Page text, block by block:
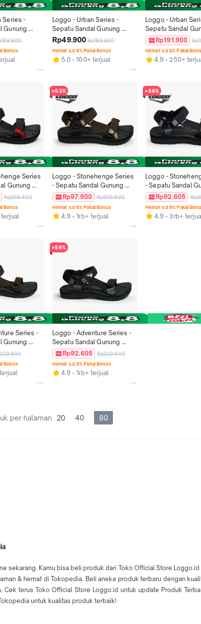
Series -
Gunung
Hitam size
Bonus
Loggo - Urban Series -
Sepatu Sandal Gunung
Outdoor warna Coffee size
38-43 Pria Black Pria Black
Rp49.900 Rp199.900
Hemat s.d 8% Pakai Bonus
5.0 100+ terjual
Loggo - Urban
Sepatu Sandal
Outdoor warna
43
Rp191.900
Hemat s.d 8% Pakai
4.9 250+
Series
Gunung
34-43 Pria
Rp209.900
Bonus
>53%
Loggo - Stonehenge Series
- Sepatu Sandal Gunung
warna Coffee size 34-43
Pria Sendal
Rp97.900 Rp209.900
Hemat s.d 8% Pakai Bonus
4.9 1rb+ terjual
>56%
Loggo -
- Sepatu Sandal
warna Abu size 34-
Rp92.605
Hemat s.d 8% Pakai
4.9 3rb+
Series -
Gunung
34-43
Bonus
>56%
Loggo - Adventure Series -
Sepatu Sandal Gunung
warna Abu size 34-43 Pria
Sendal
Rp92.605 Rp209.900
Hemat s.d 8% Pakai Bonus
4.9 1rb+ terjual
per halaman 20 40 80
sekarang. Kamu bisa beli produk dari Toko Official Store
& hemat di Tokopedia. Beli aneka produk terbaru dengan
terus Toko Official Store Loggo.id untuk update Produk
untuk kualitas produk terbaik!